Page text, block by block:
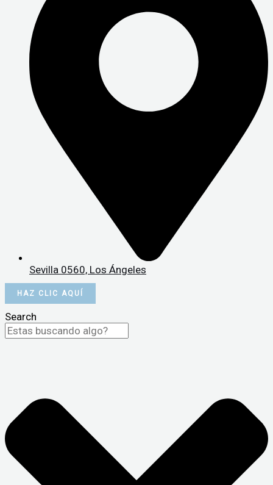
Sevilla 0560, Los Ángeles
HAZ CLIC AQUÍ
Search